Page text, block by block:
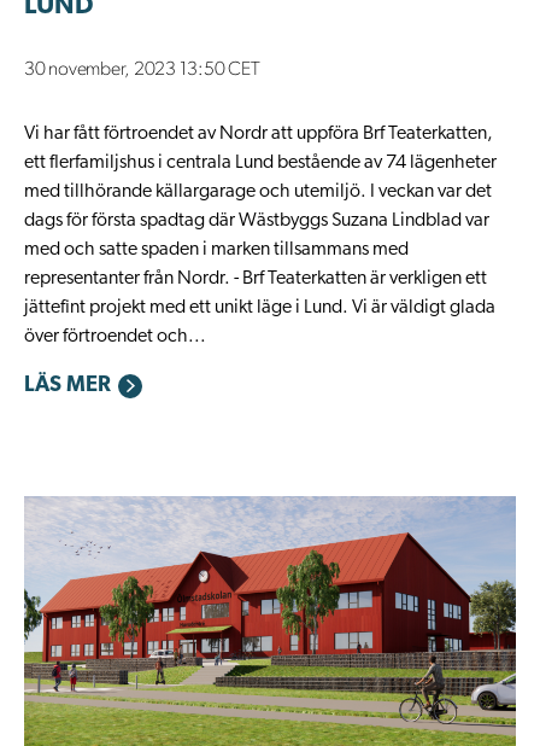
30 november, 2023 13:50 CET
LUND
Vi har fått förtroendet av Nordr att uppföra Brf Teaterkatten,
ett flerfamiljshus i centrala Lund bestående av 74 lägenheter
med tillhörande källargarage och utemiljö. I veckan var det
dags för första spadtag där Wästbyggs Suzana Lindblad var
med och satte spaden i marken tillsammans med
representanter från Nordr. - Brf Teaterkatten är verkligen ett
jättefint projekt med ett unikt läge i Lund. Vi är väldigt glada
över förtroendet och...
LÄS MER